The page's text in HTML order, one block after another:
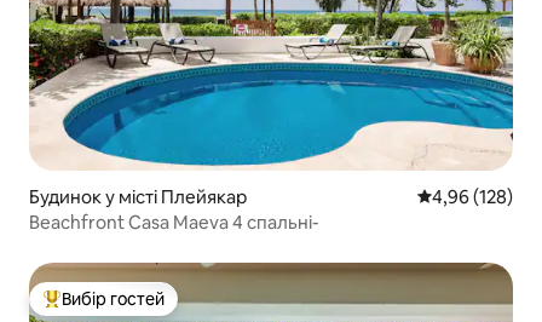
Будинок у місті Плейякар Середня
4,96 (128)
Beachfront Casa Maeva 4 спальні-
Топ вибір гостей
Вибір гостей